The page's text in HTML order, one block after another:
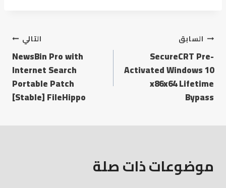
السابق
SecureCRT Pre-
Activated Windows 10
x86x64 Lifetime
Bypass
التالي
NewsBin Pro with
Internet Search
Portable Patch
[Stable] FileHippo
موضوعات ذات صلة